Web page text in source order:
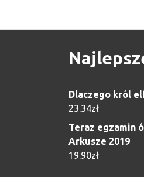
Dlaczego król
23.34zł
Teraz egzamin
Arkusze 2019
19.90zł